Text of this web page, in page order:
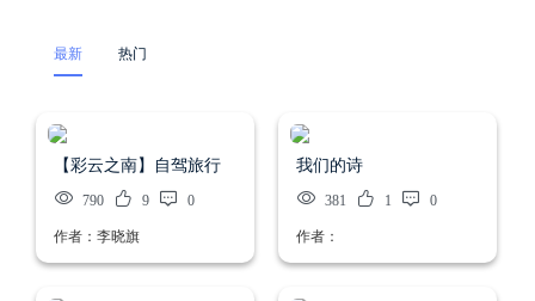
最新 热门
【彩云之南】自驾旅行
790 9 0
作者：李晓旗
我们的诗
381 1 0
作者：